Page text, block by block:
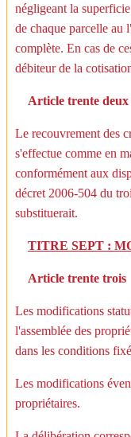
négligeant la
de chaque parcelle au
complète. En cas de
débiteur de la
Article trente deux
Le recouvrement des
s'effectue comme en
conformément aux
décret 2006-504 du
substituerait.
TITRE SEPT :
Article trente trois
Les modifications
l'assemblée des
dans les conditions
Les modifications
propriétaires.